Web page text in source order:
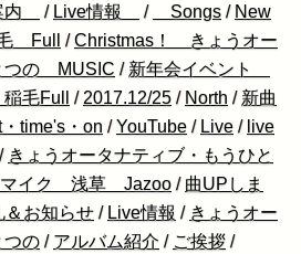
内
/ Live情報 / Songs / New
Full /Christmas！ きょうオー
つの MUSIC / 新年会イベント
毛Full
/ 2017.12/25 / North / 新曲
time's・on /YouTube / Live / live
/ きょうオータナティブ・もうひと
マイク 浅草 Jazoo / 曲UPしま
＆お知らせ / Live情報 / きょうオー
つの / アルバム紹介 / ご挨拶 /